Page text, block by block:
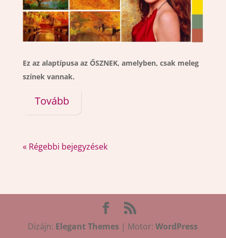
Ez az alaptípusa az ŐSZNEK, amelyben, csak meleg
színek vannak.
Tovább
« Régebbi bejegyzések
Dizájn: Elegant Themes | Motor:WordPress